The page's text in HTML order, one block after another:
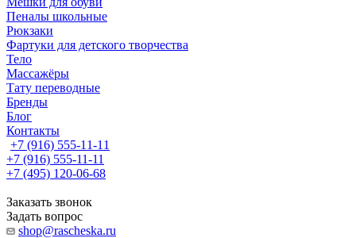
Пеналы школьные
Рюкзаки
Фартуки для детского творчества
Тело
Массажёры
Тату переводные
Бренды
Блог
Контакты
+7 (916) 555-11-11
+7 (916) 555-11-11
+7 (495) 120-06-68
Заказать звонок
Задать вопрос
shop@rascheska.ru